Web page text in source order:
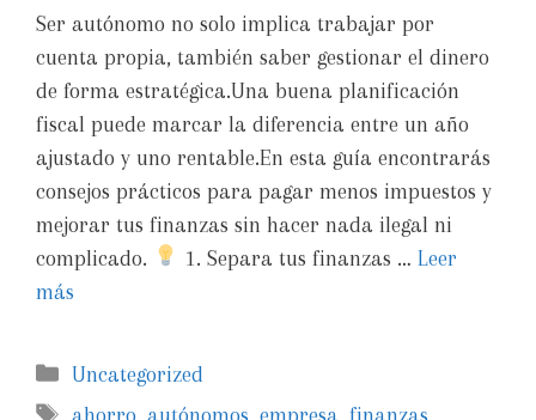
Ser autónomo no solo implica trabajar por
cuenta propia, también saber gestionar el dinero
de forma estratégica.Una buena planificación
fiscal puede marcar la diferencia entre un año
ajustado y uno rentable.En esta guía encontrarás
consejos prácticos para pagar menos impuestos y
mejorar tus finanzas sin hacer nada ilegal ni
complicado.
1. Separa tus finanzas … Leer
más
Uncategorized
ahorro,autónomos,empresa,finanzas,